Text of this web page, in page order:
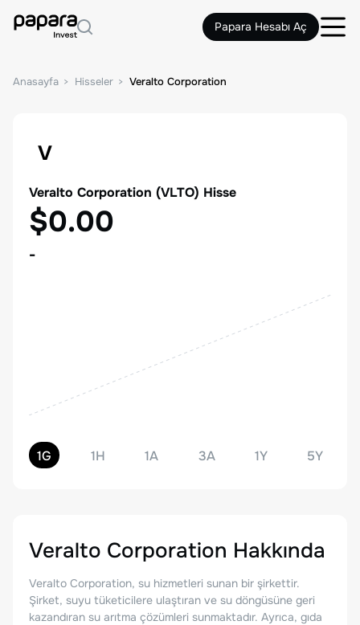
Papara Hesabı Aç
Anasayfa Hisseler Veralto Corporation
V
Veralto Corporation (VLTO) Hisse
$0.00
-
1G 1H 1A 3A 1Y 5Y
Veralto Corporation Hakkında
Veralto Corporation, su hizmetleri sunan bir şirkettir.
Şirket, suyu tüketicilere ulaştıran ve su döngüsüne geri
kazandıran su arıtma çözümleri sunmaktadır. Ayrıca, gıda